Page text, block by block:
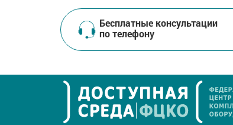
Бесплатные консультации
по телефону